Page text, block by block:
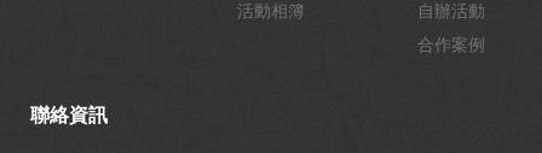
活動相簿
自辦活動
合作案例
聯絡資訊